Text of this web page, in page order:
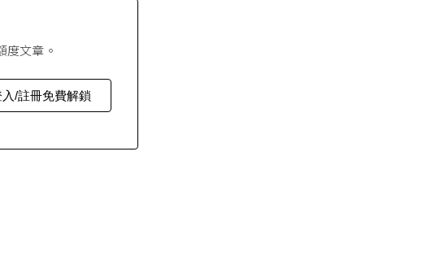
度文章。
入/註冊免費解鎖